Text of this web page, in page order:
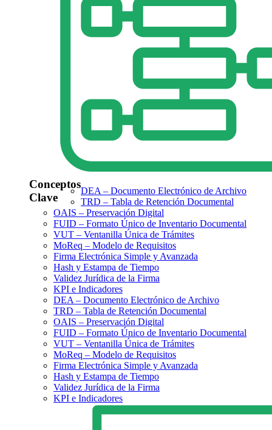
Conceptos
Clave
DEA – Documento Electrónico de Archivo
TRD – Tabla de Retención Documental
OAIS – Preservación Digital
FUID – Formato Único de Inventario Documental
VUT – Ventanilla Única de Trámites
MoReq – Modelo de Requisitos
Firma Electrónica Simple y Avanzada
Hash y Estampa de Tiempo
Validez Jurídica de la Firma
KPI e Indicadores
DEA – Documento Electrónico de Archivo
TRD – Tabla de Retención Documental
OAIS – Preservación Digital
FUID – Formato Único de Inventario Documental
VUT – Ventanilla Única de Trámites
MoReq – Modelo de Requisitos
Firma Electrónica Simple y Avanzada
Hash y Estampa de Tiempo
Validez Jurídica de la Firma
KPI e Indicadores